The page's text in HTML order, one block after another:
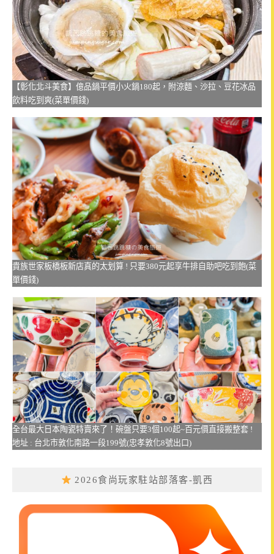
【彰化北斗美食】億品鍋平價小火鍋180起，附涼麵、沙拉、豆花冰品
飲料吃到爽(菜單價錢)
貴族世家板橋板新店真的太划算 ! 只要380元起享牛排自助吧吃到飽(菜
單價錢)
全台最大日本陶瓷特賣來了！碗盤只要3個100起~百元價直接搬整套 !
地址 : 台北市敦化南路一段199號(忠孝敦化8號出口)
2026食尚玩家駐站部落客-凱西